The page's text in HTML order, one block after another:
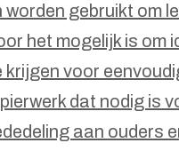
worden gebruikt om
het mogelijk is om
krijgen voor
dat nodig is
aan ouders